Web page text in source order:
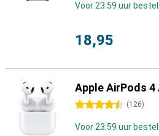
Voor 23:59 uur
18,95
Apple AirPods 4
4.5 sterren (126)
Voor 23:59 uur